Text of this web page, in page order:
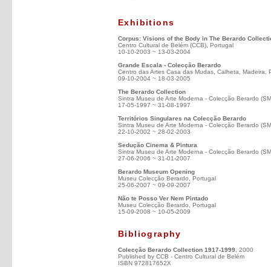
Exhibitions
Corpus: Visions of the Body in The Berardo
Centro Cultural de Belém (CCB), Portugal
10-10-2003 ~ 13-03-2004
Grande Escala - Colecção Berardo
Centro das Artes Casa das Mudas, Calheta, Madeira,
09-10-2004 ~ 18-03-2005
The Berardo Collection
Sintra Museu de Arte Moderna - Colecção Berardo
17-05-1997 ~ 31-08-1997
Territórios Singulares na Colecção Berardo
Sintra Museu de Arte Moderna - Colecção Berardo
22-10-2002 ~ 28-02-2003
Sedução Cinema & Pintura
Sintra Museu de Arte Moderna - Colecção Berardo
27-06-2006 ~ 31-01-2007
Berardo Museum Opening
Museu Colecção Berardo, Portugal
25-06-2007 ~ 09-09-2007
Não te Posso Ver Nem Pintado
Museu Colecção Berardo, Portugal
15-09-2008 ~ 10-05-2009
Bibliography
Colecção Berardo Collection 1917-1999 , 2000
Published by CCB - Centro Cultural de Belém
ISBN 972817652X